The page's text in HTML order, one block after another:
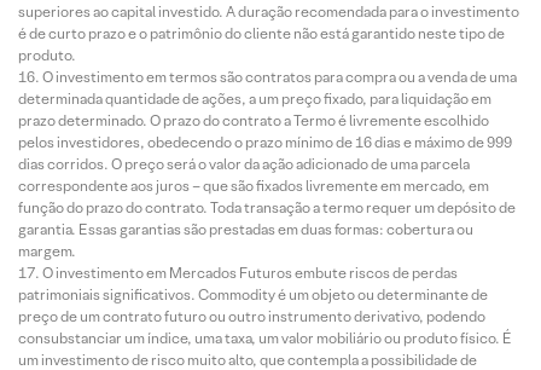
superiores ao capital investido. A duração recomendada para o investimento
é de curto prazo e o patrimônio do cliente não está garantido neste tipo de
produto.
O investimento em termos são contratos para compra ou a venda de uma
determinada quantidade de ações, a um preço fixado, para liquidação em
prazo determinado. O prazo do contrato a Termo é livremente escolhido
pelos investidores, obedecendo o prazo mínimo de 16 dias e máximo de 999
dias corridos. O preço será o valor da ação adicionado de uma parcela
correspondente aos juros – que são fixados livremente em mercado, em
função do prazo do contrato. Toda transação a termo requer um depósito de
garantia. Essas garantias são prestadas em duas formas: cobertura ou
margem.
O investimento em Mercados Futuros embute riscos de perdas
patrimoniais significativos. Commodity é um objeto ou determinante de
preço de um contrato futuro ou outro instrumento derivativo, podendo
consubstanciar um índice, uma taxa, um valor mobiliário ou produto físico. É
um investimento de risco muito alto, que contempla a possibilidade de